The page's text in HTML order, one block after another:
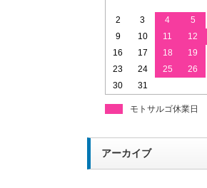
2
3 4 5
9
10 11 12
16
17 18 19
23
24 25 26
30
31
モトサルゴ休業日
アーカイブ